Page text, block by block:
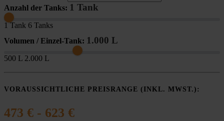
Anzahl der Tanks: 1 Tank
1 Tank 6 Tanks
Volumen / Einzel-Tank: 1.000 L
500 L 2.000 L
VORAUSSICHTLICHE PREISRANGE (INKL. MWST.):
473 € - 623 €